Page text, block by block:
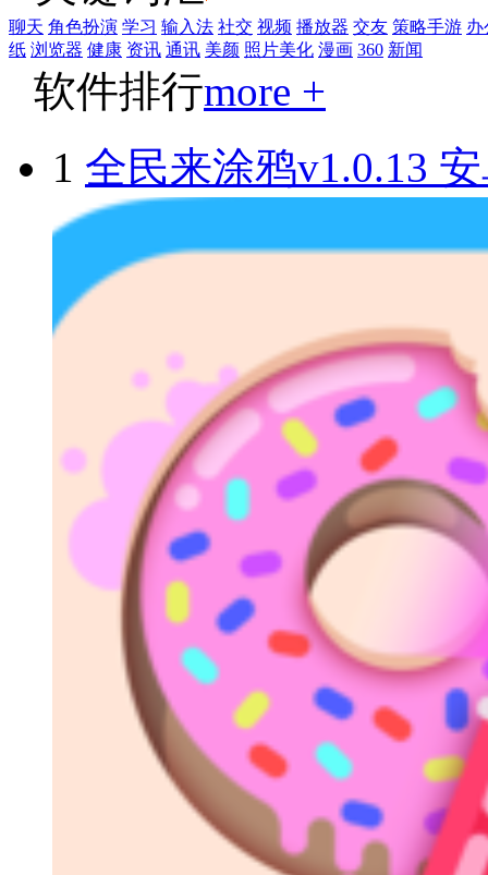
聊天 角色扮演 学习 输入法 社交 视频 播放器 交友 策略手游 办
纸 浏览器 健康 资讯 通讯 美颜 照片美化 漫画 360 新闻
软件排行more +
1 全民来涂鸦v1.0.13